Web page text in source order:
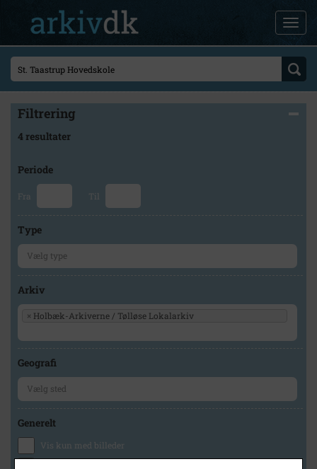
Filtrering
4 resultater
Periode
Fra Til
Type
Arkiv
× Holbæk-Arkiverne / Tølløse Lokalarkiv
Geografi
Generelt
Vis kun med billeder